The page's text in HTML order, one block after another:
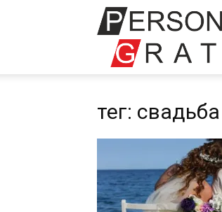
Івент
компанія
Персона
Грата
тег: